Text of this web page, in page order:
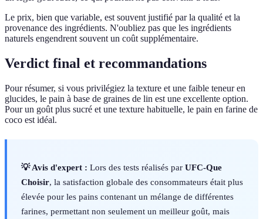
Le prix, bien que variable, est souvent justifié par la qualité et la
provenance des ingrédients. N'oubliez pas que les ingrédients
naturels engendrent souvent un coût supplémentaire.
Verdict final et recommandations
Pour résumer, si vous privilégiez la texture et une faible teneur en
glucides, le pain à base de graines de lin est une excellente option.
Pour un goût plus sucré et une texture habituelle, le pain en farine de
coco est idéal.
💡 Avis d'expert : Lors des tests réalisés par UFC-Que
Choisir, la satisfaction globale des consommateurs était plus
élevée pour les pains contenant un mélange de différentes
farines, permettant non seulement un meilleur goût, mais